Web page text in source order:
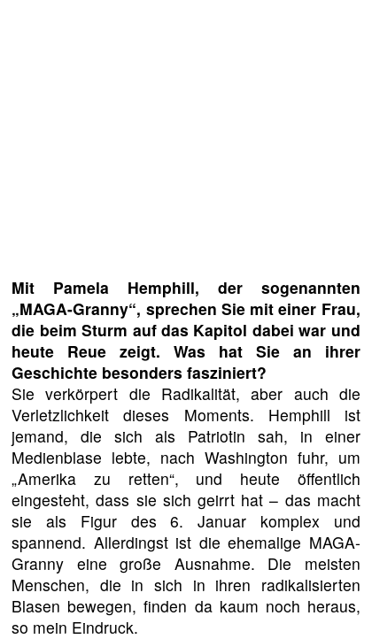
Mit Pamela Hemphill, der sogenannten
„MAGA-Granny“, sprechen Sie mit einer Frau,
die beim Sturm auf das Kapitol dabei war und
heute Reue zeigt. Was hat Sie an ihrer
Geschichte besonders fasziniert?
Sie verkörpert die Radikalität, aber auch die
Verletzlichkeit dieses Moments. Hemphill ist
jemand, die sich als Patriotin sah, in einer
Medienblase lebte, nach Washington fuhr, um
„Amerika zu retten“, und heute öffentlich
eingesteht, dass sie sich geirrt hat – das macht
sie als Figur des 6. Januar komplex und
spannend. Allerdingst ist die ehemalige MAGA-
Granny eine große Ausnahme. Die meisten
Menschen, die in sich in ihren radikalisierten
Blasen bewegen, finden da kaum noch heraus,
so mein Eindruck.